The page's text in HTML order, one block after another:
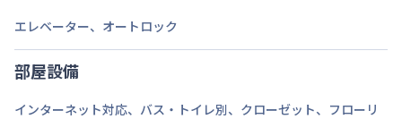
北九州高速鉄道
定員
エレベーター、 オートロック
部屋設備
インターネット対応、 バス・トイレ別、 クローゼット、 フローリ